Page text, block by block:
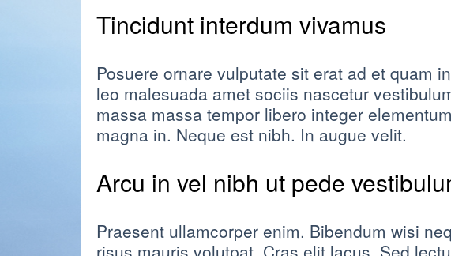
Tincidunt interdum vivamus
Posuere ornare vulputate sit erat ad et quam
leo malesuada amet sociis nascetur
massa massa tempor libero integer
magna in. Neque est nibh. In augue velit.
Arcu in vel nibh ut pede
Praesent ullamcorper enim. Bibendum wisi
risus mauris volutpat. Cras elit lacus. Sed